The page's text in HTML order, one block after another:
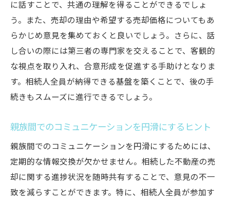
に話すことで、共通の理解を得ることができるでしょ
う。また、売却の理由や希望する売却価格についてもあ
らかじめ意見を集めておくと良いでしょう。さらに、話
し合いの際には第三者の専門家を交えることで、客観的
な視点を取り入れ、合意形成を促進する手助けとなりま
す。相続人全員が納得できる基盤を築くことで、後の手
続きもスムーズに進行できるでしょう。
親族間でのコミュニケーションを円滑にするヒント
親族間でのコミュニケーションを円滑にするためには、
定期的な情報交換が欠かせません。相続した不動産の売
却に関する進捗状況を随時共有することで、意見の不一
致を減らすことができます。特に、相続人全員が参加す